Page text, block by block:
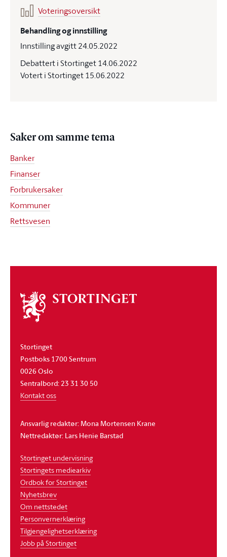
Voteringsoversikt
Behandling og innstilling
Innstilling avgitt 24.05.2022
Debattert i Stortinget 14.06.2022
Votert i Stortinget 15.06.2022
Saker om samme tema
Banker
Finanser
Forbrukersaker
Kommuner
Rettsvesen
Om
stortinget
Stortinget
Postboks 1700 Sentrum
0026 Oslo
Sentralbord: 23 31 30 50
Kontakt oss
Ansvarlig redaktør: Mona Mortensen Krane
Nettredaktør: Lars Henie Barstad
Stortinget undervisning
Stortingets mediearkiv
Ordbok for Stortinget
Nyhetsbrev
Om nettstedet
Personvernerklæring
Tilgjengelighetserklæring
Jobb på Stortinget